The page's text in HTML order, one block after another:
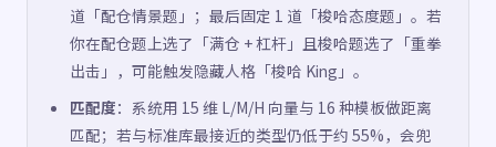
道「配仓情景题」；最后固定 1 道「梭哈态度题」。若
你在配仓题上选了「满仓 + 杠杆」且梭哈题选了「重拳
出击」，可能触发隐藏人格「梭哈 King」。
匹配度：系统用 15 维 L/M/H 向量与 16 种模板做距离
匹配；若与标准库最接近的类型仍低于约 55%，会兜